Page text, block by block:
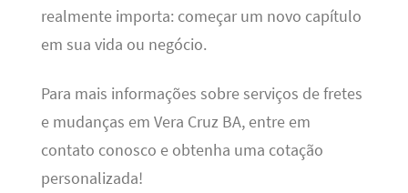
realmente importa: começar um novo capítulo
em sua vida ou negócio.
Para mais informações sobre serviços de fretes
e mudanças em Vera Cruz BA, entre em
contato conosco e obtenha uma cotação
personalizada!